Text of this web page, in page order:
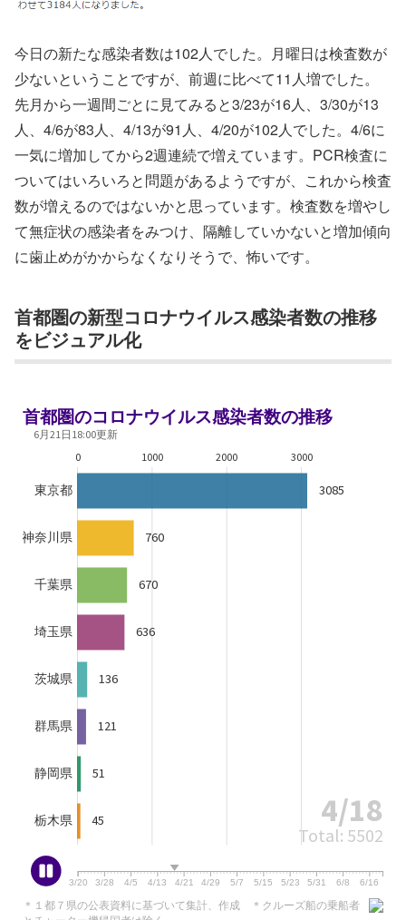
今日の新たな感染者数は102人でした。月曜日は検査数が
少ないということですが、前週に比べて11人増でした。
先月から一週間ごとに見てみると3/23が16人、3/30が13
人、4/6が83人、4/13が91人、4/20が102人でした。4/6に
一気に増加してから2週連続で増えています。PCR検査に
ついてはいろいろと問題があるようですが、これから検査
数が増えるのではないかと思っています。検査数を増やし
て無症状の感染者をみつけ、隔離していかないと増加傾向
に歯止めがかからなくなりそうで、怖いです。
首都圏の新型コロナウイルス感染者数の推移
をビジュアル化